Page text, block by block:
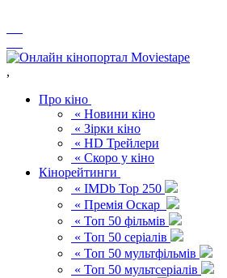
,
Про кіно
« Новини кіно
« Зірки кіно
« HD Трейлери
« Скоро у кіно
Кінорейтинги
« IMDb Top 250
« Премія Оскар
« Топ 50 фільмів
« Топ 50 серіалів
« Топ 50 мультфільмів
« Топ 50 мультсеріалів